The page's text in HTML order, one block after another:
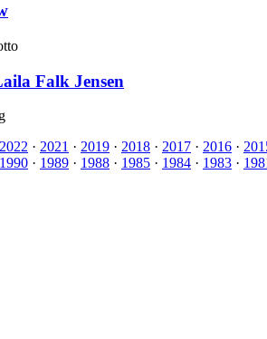
Falk Jensen
2022 · 2021 · 2019 · 2018 · 2017 · 2016 ·
1990 · 1989 · 1988 · 1985 · 1984 · 1983 ·